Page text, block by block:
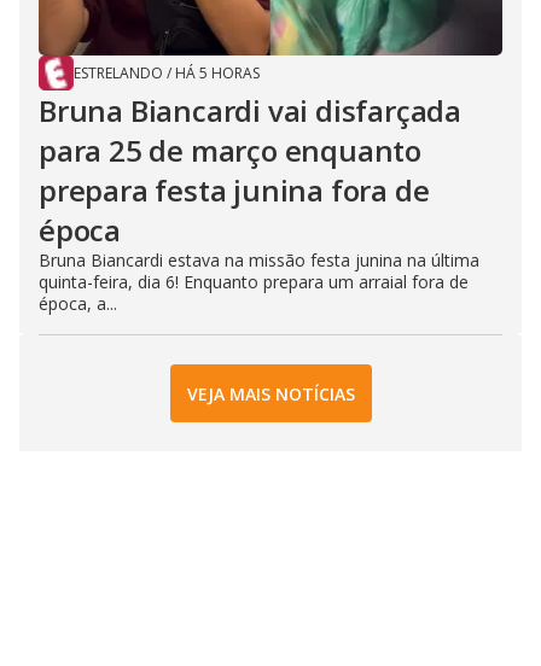
ESTRELANDO / HÁ 5 HORAS
Bruna Biancardi vai disfarçada
para 25 de março enquanto
prepara festa junina fora de
época
Bruna Biancardi estava na missão festa junina na última
quinta-feira, dia 6! Enquanto prepara um arraial fora de
época, a...
VEJA MAIS NOTÍCIAS